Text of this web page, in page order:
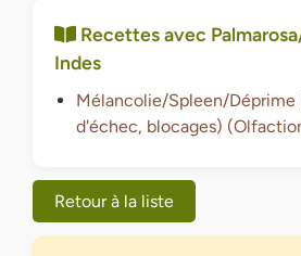
Recettes avec
Indes
Mélancolie/Spleen/
d'échec, blocages)
Retour à la liste